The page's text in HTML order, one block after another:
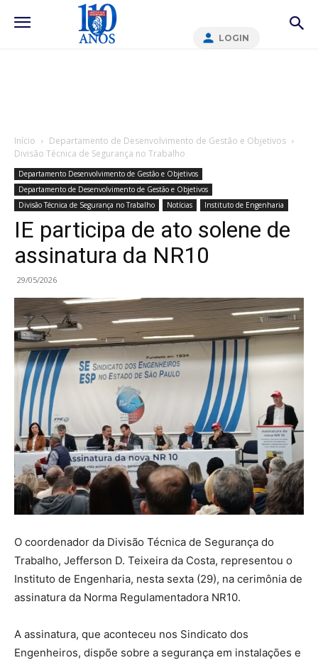
LOGIN
Início
Departamento de Desenvolvimento de Gestão e Objetivos
Divisão Técnica de Segurança no Trabalho
Departamento Desenvolvimento de Gestão e Objetivos
Departamento de Desenvolvimento de Gestão e Objetivos
Divisão Técnica de Segurança no Trabalho
Notícias Instituto de Engenharia
IE participa de ato solene de
assinatura da NR10
29/05/2026
O coordenador da Divisão Técnica de Segurança do
Trabalho, Jefferson D. Teixeira da Costa, representou o
Instituto de Engenharia, nesta sexta (29), na cerimônia de
assinatura da Norma Regulamentadora NR10.
A assinatura, que aconteceu nos Sindicato dos
Engenheiros, dispõe sobre a segurança em instalações e